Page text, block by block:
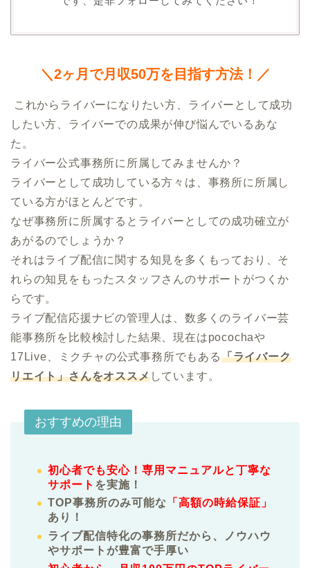
＼2ヶ月で月収50万を目指す方法！／
したい方、ライバーでの成果が伸び悩んでいるあな
た。
ライバー公式事務所に所属してみませんか？
ライバーとして成功している方々は、事務所に所属し
ている方がほとんどです。
なぜ事務所に所属するとライバーとしての成功確立が
あがるのでしょうか？
それはライブ配信に関する知見を多くもっており、そ
れらの知見をもったスタッフさんのサポートがつくか
らです。
ライブ配信応援ナビの管理人は、数多くのライバー芸
能事務所を比較検討した結果、現在はpocochaや
17Live、ミクチャの公式事務所でもある「ライバーク
リエイト」さんをオススメしています。
おすすめの理由
初心者でも安心！専用マニュアルと丁寧な
サポート を実施！
TOP事務所のみ可能な 「高額の時給保証」
あり！
ライブ配信特化の事務所だから、ノウハウ
やサポートが豊富で手厚い